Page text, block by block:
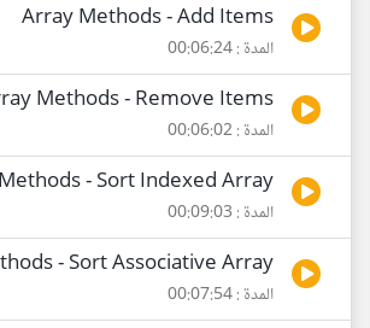
Array Methods - Add Items
المدة : 00:06:24
Methods - Remove Items
المدة : 00:06:02
- Sort Indexed Array
المدة : 00:09:03
- Sort Associative Array
المدة : 00:07:54